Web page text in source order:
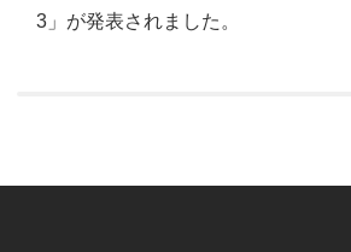
3」が発表されました。